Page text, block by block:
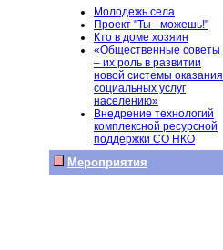
Молодежь села
Проект "Ты - можешь!"
Кто в доме хозяин
«Общественные советы
– их роль в развитии
новой системы оказания
социальных услуг
населению»
Внедрение технологий
комплексной ресурсной
поддержки СО НКО
Мероприятия